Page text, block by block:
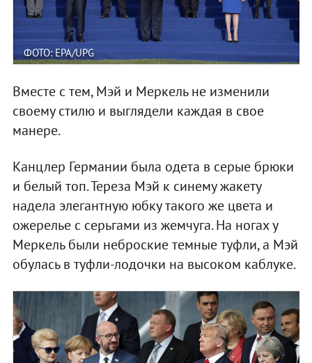
ФОТО: EPA/UPG
Вместе с тем, Мэй и Меркель не изменили
своему стилю и выглядели каждая в свое
манере.
Канцлер Германии была одета в серые брюки
и белый топ. Тереза Мэй к синему жакету
надела элегантную юбку такого же цвета и
ожерелье с серьгами из жемчуга. На ногах у
Меркель были неброские темные туфли, а Мэй
обулась в туфли-лодочки на высоком каблуке.